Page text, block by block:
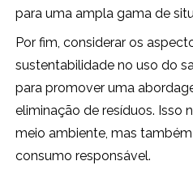
para uma ampla gama de
Por fim, considerar os
sustentabilidade no uso do
para promover uma
eliminação de resíduos. Isso
meio ambiente, mas
consumo responsável.